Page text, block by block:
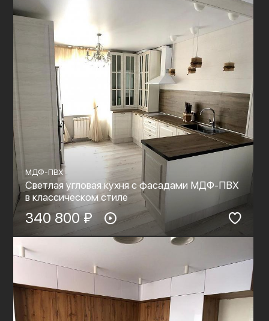
МДФ-ПВХ
Светлая угловая кухня с фасадами МДФ-ПВХ
в классическом стиле
340 800 ₽